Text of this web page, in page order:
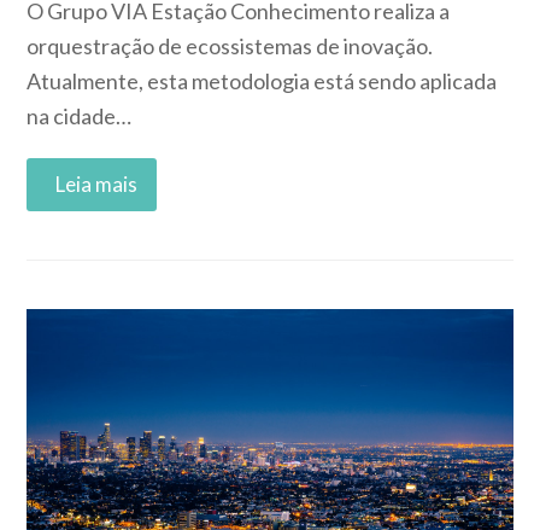
O Grupo VIA Estação Conhecimento realiza a
orquestração de ecossistemas de inovação.
Atualmente, esta metodologia está sendo aplicada
na cidade…